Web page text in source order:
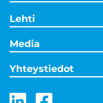
Lehti
Media
Yhteystiedot